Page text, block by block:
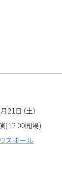
21日（土）
(12:00開場)
スホール